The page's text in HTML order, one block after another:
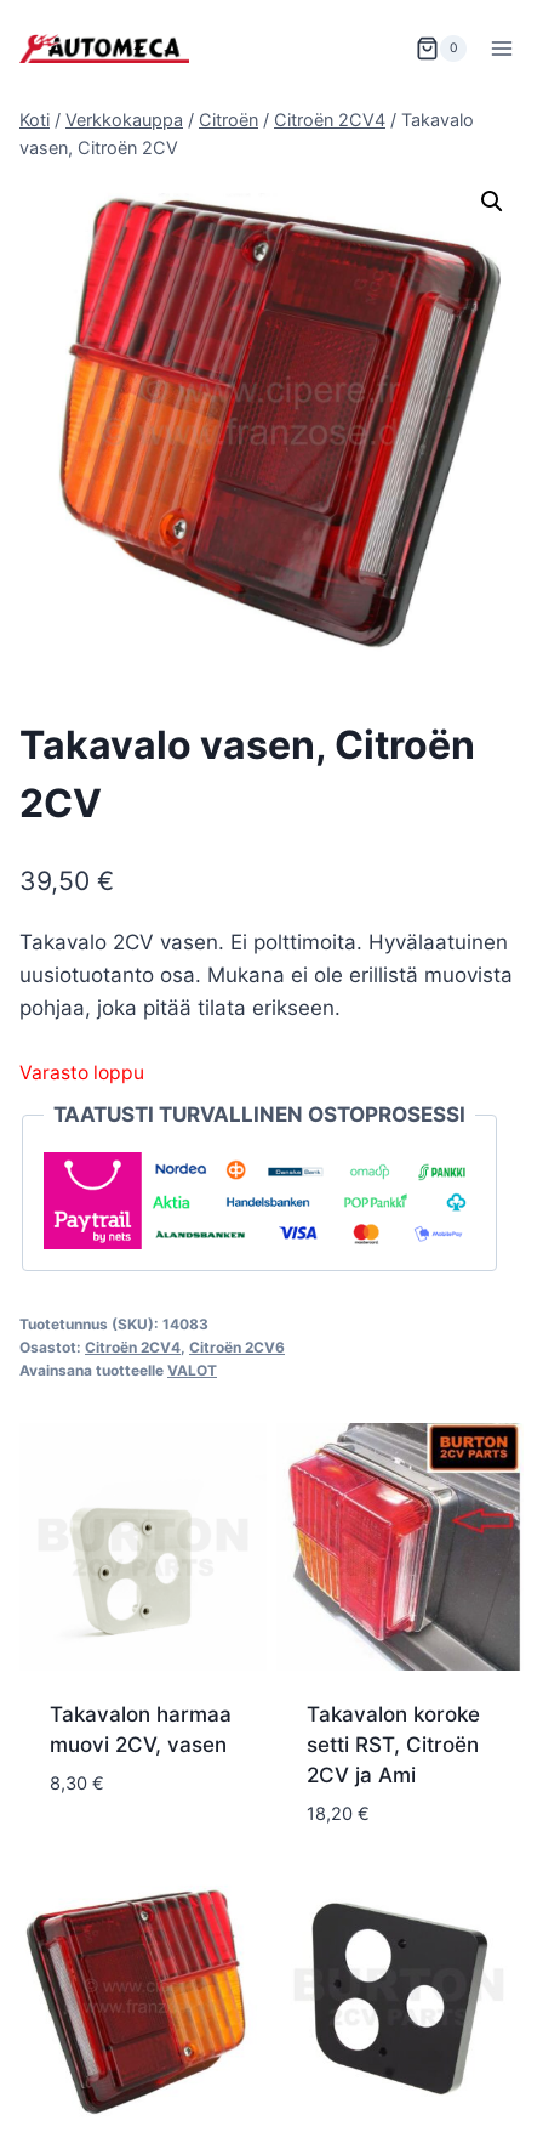
sisältöön
0
Koti / Verkkokauppa / Citroën / Citroën 2CV4 / Takavalo
vasen, Citroën 2CV
Takavalo vasen, Citroën
2CV
39,50 €
Takavalo 2CV vasen. Ei polttimoita. Hyvälaatuinen
uusiotuotanto osa. Mukana ei ole erillistä muovista
pohjaa, joka pitää tilata erikseen.
Varasto loppu
TAATUSTI TURVALLINEN OSTOPROSESSI
Tuotetunnus (SKU): 14083
Osastot: Citroën 2CV4 Citroën 2CV6
Avainsana tuotteelle VALOT
Takavalon harmaa
muovi 2CV, vasen
8,30 €
Takavalon koroke
setti RST, Citroën
2CV ja Ami
18,20 €